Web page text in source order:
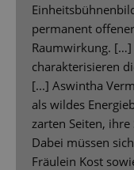
permanent
Raumwirkung. […]
charakterisieren
[...] Aswintha
als wildes
zarten Seiten,
Dabei müssen
Fräulein Kost